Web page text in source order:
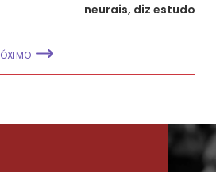
neurais, diz estudo